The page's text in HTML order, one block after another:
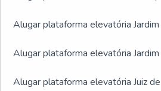
Alugar plataforma elevatória
Alugar plataforma elevatória Jardim
Alugar plataforma elevatória Juiz